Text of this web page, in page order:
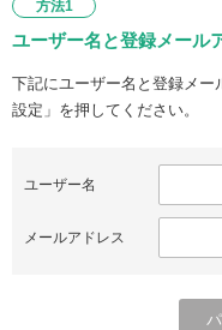
方法1
ユーザー名と登録メール
下記にユーザー名と登録メ
設定」を押してください。
ユーザー名
メールアドレス